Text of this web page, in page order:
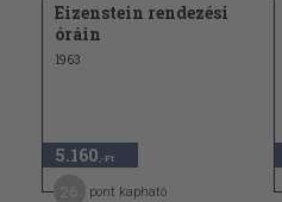
Eizenstein rendezési
óráin
1963
5.160 ,-Ft
pont kapható